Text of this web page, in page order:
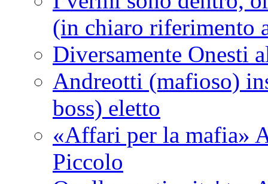
(in chiaro riferimento
Diversamente Onesti
Andreotti (mafioso)
boss) eletto
«Affari per la mafia»
Piccolo